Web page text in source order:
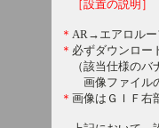
［設置の説明］
＊ AR→エアロル
＊ 必ずダウンロー
（該当仕様のバ
画像ファイルの
＊ 画像はＧＩＦ右